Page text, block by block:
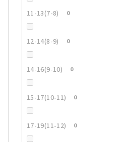
11-13(7-8) 0
12-14(8-9) 0
14-16(9-10) 0
15-17(10-11) 0
17-19(11-12) 0